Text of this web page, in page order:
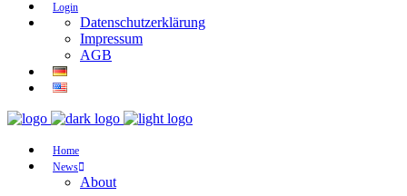
Login
Datenschutzerklärung
Impressum
AGB
Home
News
About